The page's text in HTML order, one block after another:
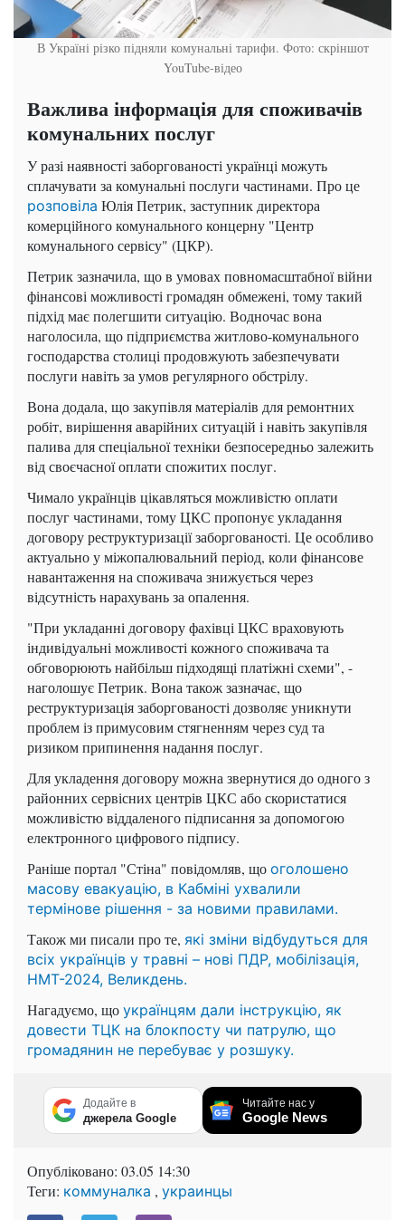
В Україні різко підняли комунальні тарифи. Фото: скріншот
YouTube-відео
Важлива інформація для споживачів
комунальних послуг
У разі наявності заборгованості українці можуть
сплачувати за комунальні послуги частинами. Про це
розповіла Юлія Петрик, заступник директора
комерційного комунального концерну "Центр
комунального сервісу" (ЦКР).
Петрик зазначила, що в умовах повномасштабної війни
фінансові можливості громадян обмежені, тому такий
підхід має полегшити ситуацію. Водночас вона
наголосила, що підприємства житлово-комунального
господарства столиці продовжують забезпечувати
послуги навіть за умов регулярного обстрілу.
Вона додала, що закупівля матеріалів для ремонтних
робіт, вирішення аварійних ситуацій і навіть закупівля
палива для спеціальної техніки безпосередньо залежить
від своєчасної оплати спожитих послуг.
Чимало українців цікавляться можливістю оплати
послуг частинами, тому ЦКС пропонує укладання
договору реструктуризації заборгованості. Це особливо
актуально у міжопалювальний період, коли фінансове
навантаження на споживача знижується через
відсутність нарахувань за опалення.
"При укладанні договору фахівці ЦКС враховують
індивідуальні можливості кожного споживача та
обговорюють найбільш підходящі платіжні схеми", -
наголошує Петрик. Вона також зазначає, що
реструктуризація заборгованості дозволяє уникнути
проблем із примусовим стягненням через суд та
ризиком припинення надання послуг.
Для укладення договору можна звернутися до одного з
районних сервісних центрів ЦКС або скористатися
можливістю віддаленого підписання за допомогою
електронного цифрового підпису.
Раніше портал "Стіна" повідомляв, що оголошено
масову евакуацію, в Кабміні ухвалили
термінове рішення - за новими правилами.
Також ми писали про те, які зміни відбудуться для
всіх українців у травні – нові ПДР, мобілізація,
НМТ-2024, Великдень.
Нагадуємо, що українцям дали інструкцію, як
довести ТЦК на блокпосту чи патрулю, що
громадянин не перебуває у розшуку.
Додайте в
джерела Google
Читайте нас у
Google News
Опубліковано: 03.05 14:30
Теги: коммуналка , украинцы